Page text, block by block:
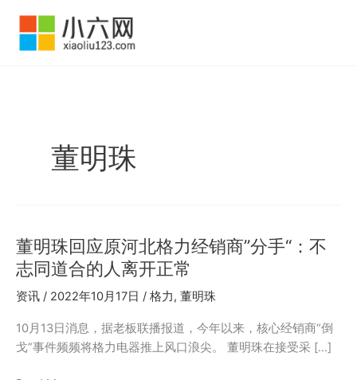
董明珠
董明珠回应原河北格力经销商”分手“：不
志同道合的人离开正常
资讯 / 2022年10月17日 / 格力, 董明珠
10月13日消息，据老板联播报道，今年以来，核心经销商“倒
戈”事件频频将格力电器推上风口浪尖。 董明珠在接受采 […]